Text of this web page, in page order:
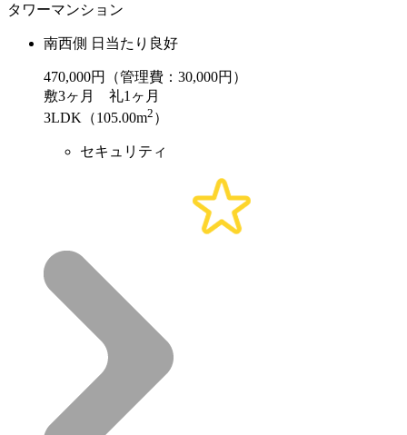
タワーマンション
南西側 日当たり良好
470,000円（管理費：30,000円）
敷3ヶ月 礼1ヶ月
3LDK（105.00m2 ）
セキュリティ